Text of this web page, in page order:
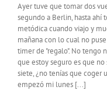
Ayer tuve que tomar dos
segundo a Berlin, hasta ahí
metódica cuando viajo y
mañana con lo cual no
timer de "regalo". No tengo
que estoy seguro es que
siete, ¿no tenías que coger
empezó mi lunes [...]